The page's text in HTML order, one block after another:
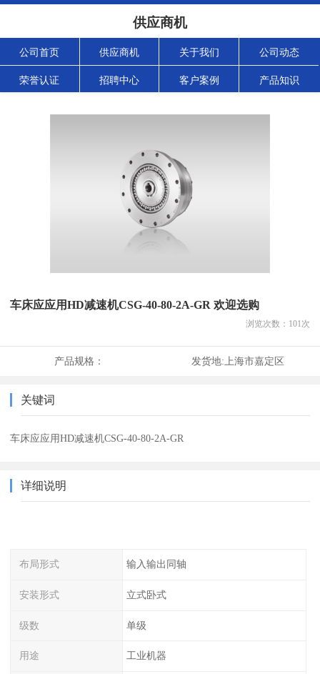
供应商机
公司首页 供应商机 关于我们 公司动态
荣誉认证 招聘中心 客户案例 产品知识
车床应应用HD减速机CSG-40-80-2A-GR 欢迎选购
浏览次数： 101次
产品规格： 发货地: 上海市嘉定区
关键词
车床应应用HD减速机CSG-40-80-2A-GR
详细说明
布局形式 输入输出同轴
安装形式 立式卧式
级数 单级
用途 工业机器